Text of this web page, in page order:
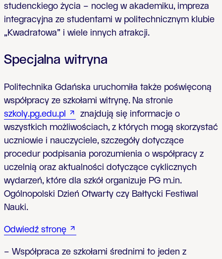
studenckiego życia – nocleg w akademiku, impreza
integracyjna ze studentami w politechnicznym klubie
„Kwadratowa” i wiele innych atrakcji.
Specjalna witryna
Politechnika Gdańska uruchomiła także poświęconą
współpracy ze szkołami witrynę. Na stronie
szkoly.pg.edu.pl
znajdują się informacje o
wszystkich możliwościach, z których mogą skorzystać
uczniowie i nauczyciele, szczegóły dotyczące
procedur podpisania porozumienia o współpracy z
uczelnią oraz aktualności dotyczące cyklicznych
wydarzeń, które dla szkół organizuje PG m.in.
Ogólnopolski Dzień Otwarty czy Bałtycki Festiwal
Nauki.
Odwiedź stronę
– Współpraca ze szkołami średnimi to jeden z